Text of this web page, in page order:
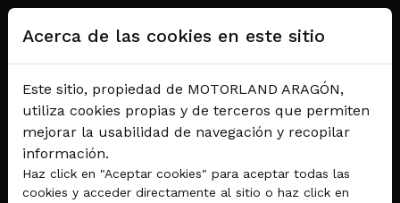
Pasar al contenido principal
Acerca de las cookies en este sitio
Este sitio, propiedad de MOTORLAND ARAGÓN,
utiliza cookies propias y de terceros que permiten
mejorar la usabilidad de navegación y recopilar
información.
Haz click en "Aceptar cookies" para aceptar todas las
cookies y acceder directamente al sitio o haz click en